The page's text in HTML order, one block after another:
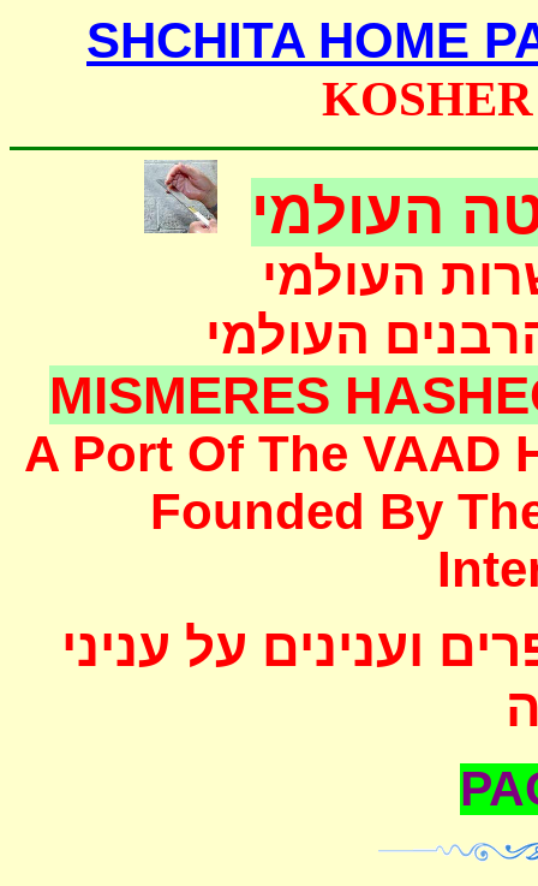
SHCHITA HOME
העולמי
העולמי
העולמי
MISMERES
A Port Of The VAAD
Founded By
וענינים על עניני